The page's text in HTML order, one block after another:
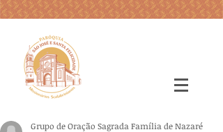
Grupo de Oração Sagrada Família de Nazaré